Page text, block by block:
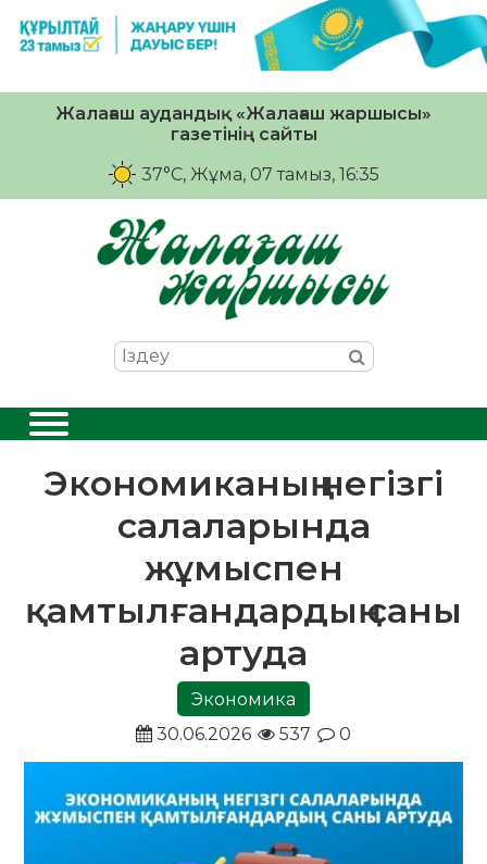
Жалағаш аудандық «Жалағаш жаршысы»
газетінің сайты
37°C, Жұма, 07 тамыз, 16:35
Экономиканың негізгі
салаларында
жұмыспен
қамтылғандардың саны
артуда
Экономика
30.06.2026
537 0